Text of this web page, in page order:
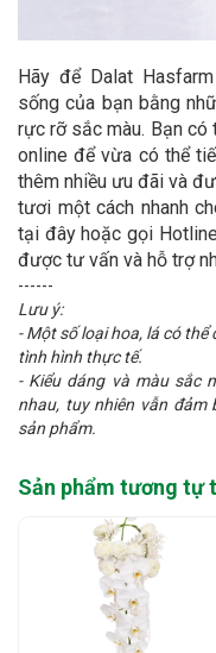
Hãy để Dalat
sống của bạn bằng
rực rỡ sắc màu. Bạn
online để vừa có thể
thêm nhiều ưu đãi và
tươi một cách nhanh
tại đây hoặc gọi
được tư vấn và hỗ trợ
------
Lưu ý:
- Một số loại hoa, lá có
tình hình thực tế.
- Kiểu dáng và màu sắc
nhau, tuy nhiên vẫn
sản phẩm.
Sản phẩm tương tự